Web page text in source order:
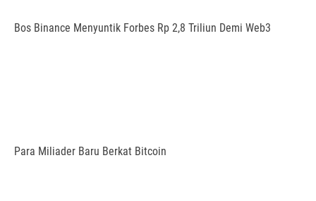
Bos Binance Menyuntik Forbes Rp 2,8 Triliun Demi Web3
Para Miliader Baru Berkat Bitcoin